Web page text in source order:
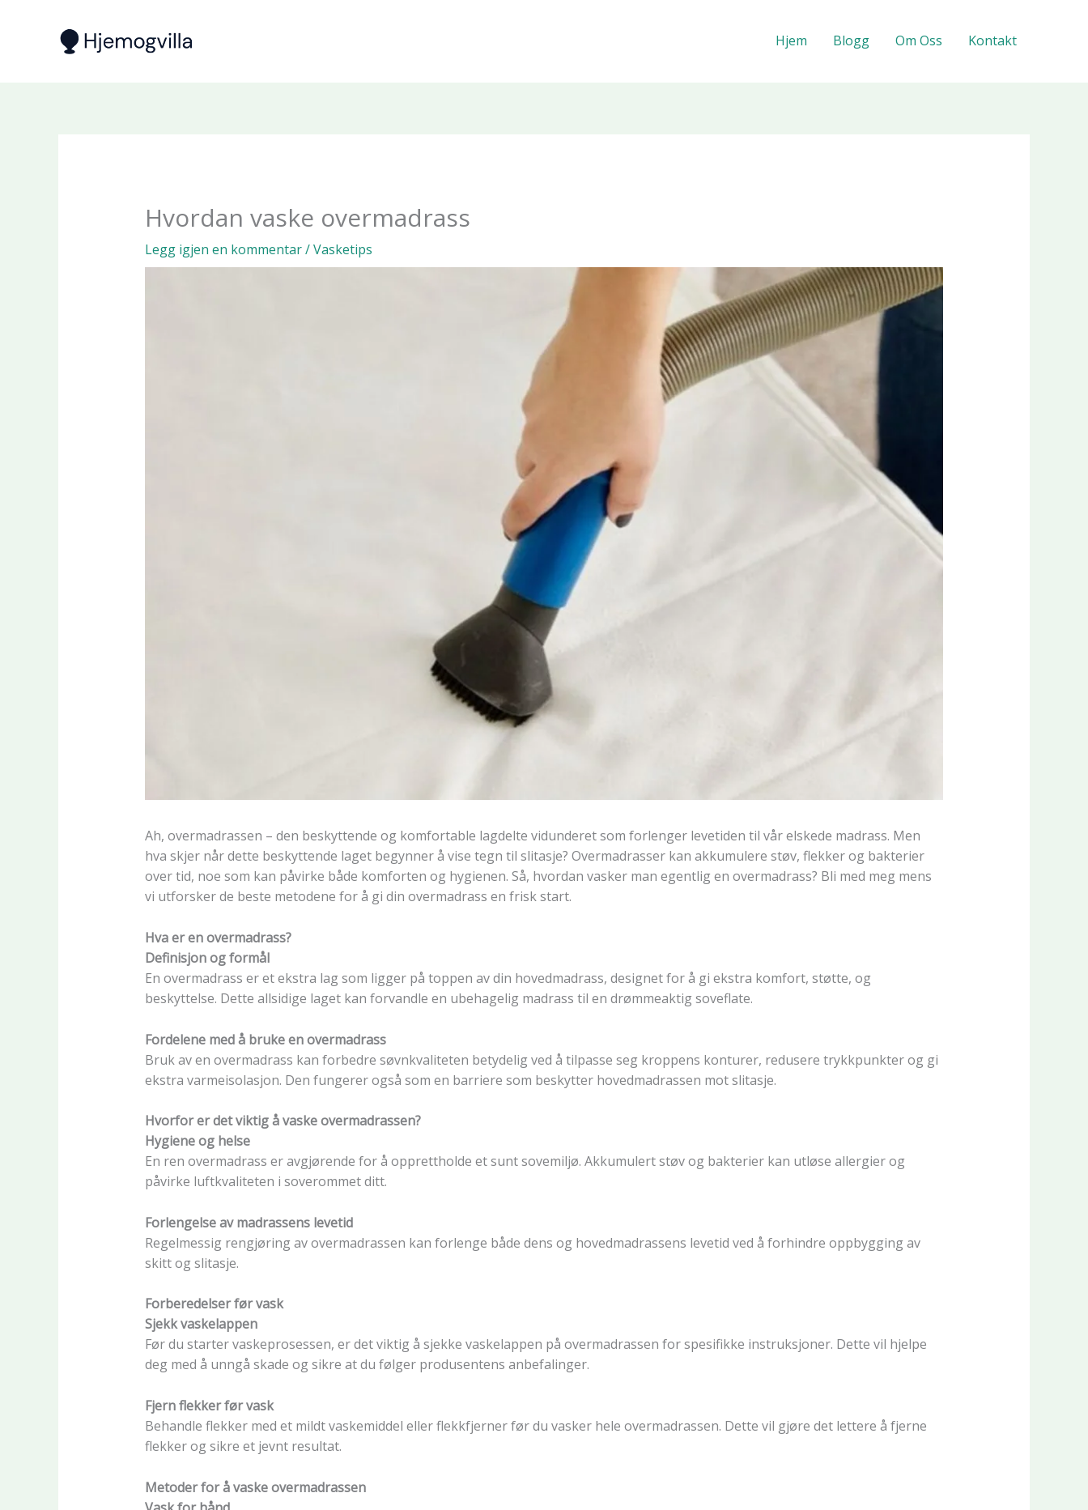
Hjem Blogg Om Oss Kontakt
Hvordan vaske overmadrass
Legg igjen en kommentar/Vasketips
Ah, overmadrassen – den beskyttende og komfortable lagdelte vidunderet som forlenger levetiden til vår elskede madrass. Men
hva skjer når dette beskyttende laget begynner å vise tegn til slitasje? Overmadrasser kan akkumulere støv, flekker og bakterier
over tid, noe som kan påvirke både komforten og hygienen. Så, hvordan vasker man egentlig en overmadrass? Bli med meg mens
vi utforsker de beste metodene for å gi din overmadrass en frisk start.
Hva er en overmadrass?
Definisjon og formål
En overmadrass er et ekstra lag som ligger på toppen av din hovedmadrass, designet for å gi ekstra komfort, støtte, og
beskyttelse. Dette allsidige laget kan forvandle en ubehagelig madrass til en drømmeaktig soveflate.
Fordelene med å bruke en overmadrass
Bruk av en overmadrass kan forbedre søvnkvaliteten betydelig ved å tilpasse seg kroppens konturer, redusere trykkpunkter og gi
ekstra varmeisolasjon. Den fungerer også som en barriere som beskytter hovedmadrassen mot slitasje.
Hvorfor er det viktig å vaske overmadrassen?
Hygiene og helse
En ren overmadrass er avgjørende for å opprettholde et sunt sovemiljø. Akkumulert støv og bakterier kan utløse allergier og
påvirke luftkvaliteten i soverommet ditt.
Forlengelse av madrassens levetid
Regelmessig rengjøring av overmadrassen kan forlenge både dens og hovedmadrassens levetid ved å forhindre oppbygging av
skitt og slitasje.
Forberedelser før vask
Sjekk vaskelappen
Før du starter vaskeprosessen, er det viktig å sjekke vaskelappen på overmadrassen for spesifikke instruksjoner. Dette vil hjelpe
deg med å unngå skade og sikre at du følger produsentens anbefalinger.
Fjern flekker før vask
Behandle flekker med et mildt vaskemiddel eller flekkfjerner før du vasker hele overmadrassen. Dette vil gjøre det lettere å fjerne
flekker og sikre et jevnt resultat.
Metoder for å vaske overmadrassen